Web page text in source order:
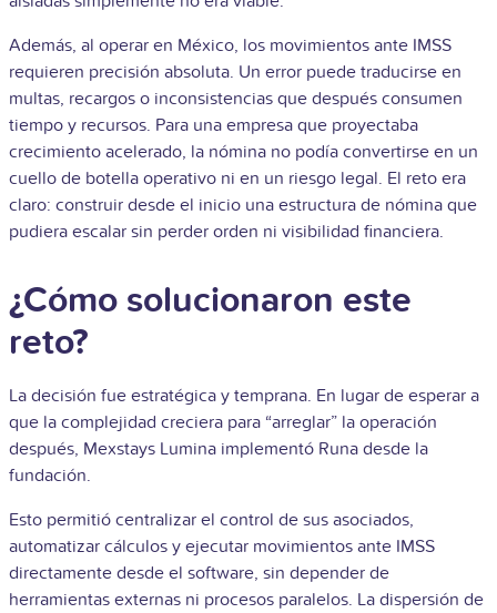
Además, al operar en México, los movimientos ante IMSS
requieren precisión absoluta. Un error puede traducirse en
multas, recargos o inconsistencias que después consumen
tiempo y recursos. Para una empresa que proyectaba
crecimiento acelerado, la nómina no podía convertirse en un
cuello de botella operativo ni en un riesgo legal. El reto era
claro: construir desde el inicio una estructura de nómina que
pudiera escalar sin perder orden ni visibilidad financiera.
¿Cómo solucionaron este
reto?
La decisión fue estratégica y temprana. En lugar de esperar a
que la complejidad creciera para “arreglar” la operación
después, Mexstays Lumina implementó Runa desde la
fundación.
Esto permitió centralizar el control de sus asociados,
automatizar cálculos y ejecutar movimientos ante IMSS
directamente desde el software, sin depender de
herramientas externas ni procesos paralelos. La dispersión de